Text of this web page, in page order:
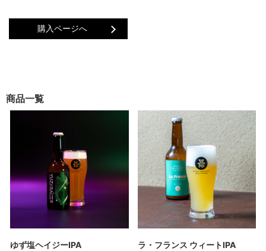
購入ページへ
商品一覧
ゆず塩ヘイジーIPA ラ・フランス ウィートIPA